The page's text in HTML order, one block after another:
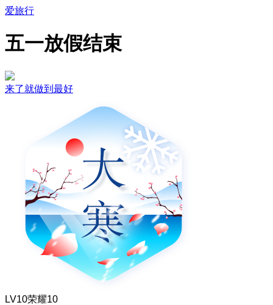
爱旅行
五一放假结束
来了就做到最好
LV10荣耀10